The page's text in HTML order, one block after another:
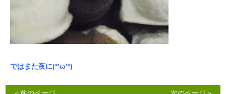
ではまた夜に(*’ω’*)